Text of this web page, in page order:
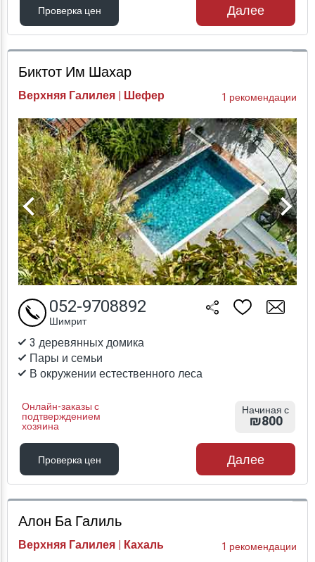
Проверка цен
Проверка цен
Далее
Биктот Им Шахар
Верхняя Галилея | Шефер 1 рекомендации
3 деревянных домика
Пары и семьи
В окружении естественного леса
Онлайн-заказы с
подтверждением
хозяина
052-9708892
Шимрит
Начиная с
₪800
Проверка цен
Проверка цен
Далее
Алон Ба Галиль
Верхняя Галилея | Кахаль 1 рекомендации